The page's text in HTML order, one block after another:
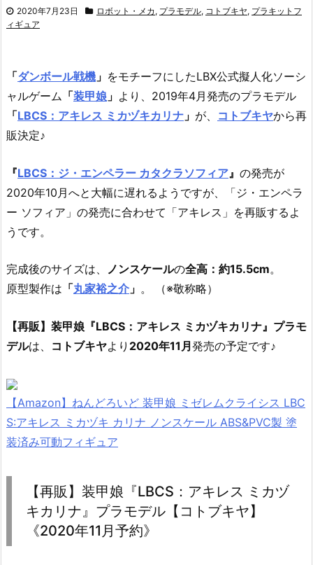
2020年7月23日 ロボット・メカ , プラモデル, コトブキヤ, プラキットフ
ィギュア
「ダンボール戦機 」 をモチーフにしたLBX公式擬人化ソーシ
ャルゲーム 「装甲娘 」 より、 2019年4月発売のプラモデル
「LBCS：アキレス ミカヅキカリナ 」 が、 コトブキヤから再
販決定♪
『LBCS：ジ・エンペラー カタクラソフィア 』 の発売が
2020年10月へと大幅に遅れるようですが、「ジ・エンペラ
ー ソフィア」の発売に合わせて「アキレス」を再販するよ
うです。
完成後のサイズは、 ノンスケールの全高：約15.5cm。
原型製作は 「丸家裕之介 」 。 （※敬称略）
【再販】装甲娘『LBCS：アキレス ミカヅキカリナ』プラモ
デルは、 コトブキヤより 2020年11月発売の予定です♪
【Amazon】ねんどろいど 装甲娘 ミゼレムクライシス LBC
S:アキレス ミカヅキ カリナ ノンスケール ABS&PVC製 塗
装済み可動フィギュア
【再販】装甲娘『LBCS：アキレス ミカヅ
キカリナ』プラモデル【コトブキヤ】
《2020年11月予約》